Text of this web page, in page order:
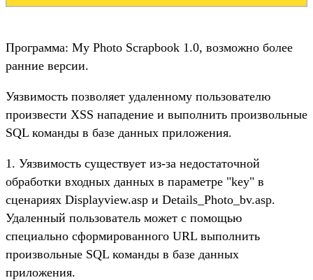
Программа: My Photo Scrapbook 1.0, возможно более
ранние версии.
Уязвимость позволяет удаленному пользователю
произвести XSS нападение и выполнить произвольные
SQL команды в базе данных приложения.
1. Уязвимость существует из-за недостаточной
обработки входных данных в параметре "key" в
сценариях Displayview.asp и Details_Photo_bv.asp.
Удаленный пользователь может с помощью
специально сформированного URL выполнить
произвольные SQL команды в базе данных
приложения.